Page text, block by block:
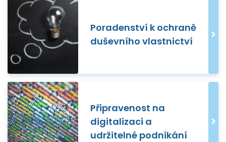
Poradenství k ochraně
duševního vlastnictví
Připravenost na
digitalizaci a
udržitelné podnikání